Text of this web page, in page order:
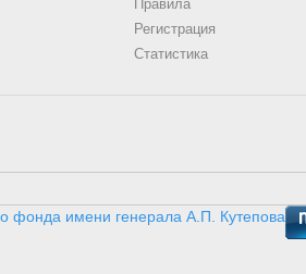
Правила
Регистрация
Статистика